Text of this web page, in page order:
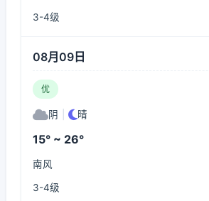
3-4级
08月09日
优
阴 晴
15° ~ 26°
南风
3-4级